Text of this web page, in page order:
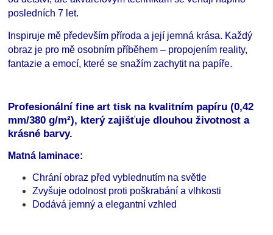
posledních 7 let.
Inspiruje mě především příroda a její jemná krása. Každý
obraz je pro mě osobním příběhem – propojením reality,
fantazie a emocí, které se snažím zachytit na papíře.
Profesionální fine art tisk na kvalitním papíru (0,42
mm/380 g/m²), který zajišťuje dlouhou životnost a
krásné barvy.
Matná laminace:
Chrání obraz před vyblednutím na světle
Zvyšuje odolnost proti poškrabání a vlhkosti
Dodává jemný a elegantní vzhled